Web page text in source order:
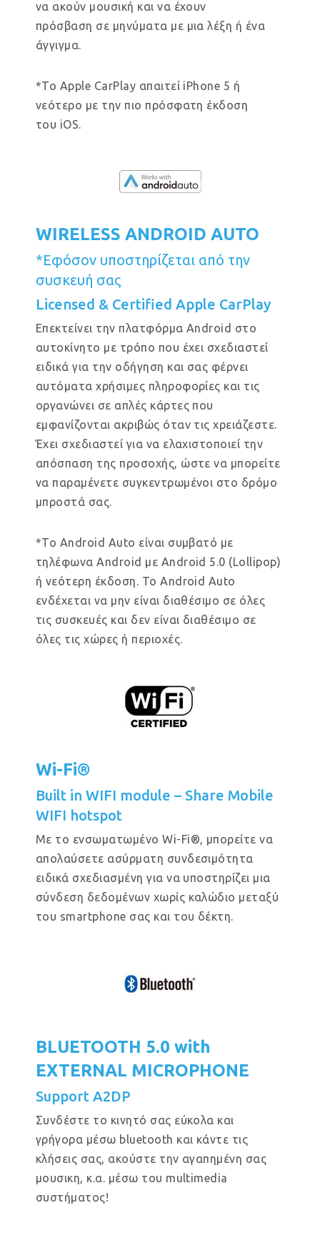
να ακούν μουσική και να έχουν
πρόσβαση σε μηνύματα με μια λέξη ή ένα
άγγιγμα.
*Το Apple CarPlay απαιτεί iPhone 5 ή
νεότερο με την πιο πρόσφατη έκδοση
του iOS.
WIRELESS ANDROID AUTO
*Εφόσον υποστηρίζεται από την
συσκευή σας
Licensed & Certified Apple CarPlay
Επεκτείνει την πλατφόρμα Android στο
αυτοκίνητο με τρόπο που έχει σχεδιαστεί
ειδικά για την οδήγηση και σας φέρνει
αυτόματα χρήσιμες πληροφορίες και τις
οργανώνει σε απλές κάρτες που
εμφανίζονται ακριβώς όταν τις χρειάζεστε.
Έχει σχεδιαστεί για να ελαχιστοποιεί την
απόσπαση της προσοχής, ώστε να μπορείτε
να παραμένετε συγκεντρωμένοι στο δρόμο
μπροστά σας.
*Το Android Auto είναι συμβατό με
τηλέφωνα Android με Android 5.0 (Lollipop)
ή νεότερη έκδοση. Το Android Auto
ενδέχεται να μην είναι διαθέσιμο σε όλες
τις συσκευές και δεν είναι διαθέσιμο σε
όλες τις χώρες ή περιοχές.
Wi-Fi®
Built in WIFI module – Share Mobile
WIFI hotspot
Με το ενσωματωμένο Wi-Fi®, μπορείτε να
απολαύσετε ασύρματη συνδεσιμότητα
ειδικά σχεδιασμένη για να υποστηρίζει μια
σύνδεση δεδομένων χωρίς καλώδιο μεταξύ
του smartphone σας και του δέκτη.
BLUETOOTH 5.0 with
EXTERNAL MICROPHONE
Support A2DP
Συνδέστε το κινητό σας εύκολα και
γρήγορα μέσω bluetooth και κάντε τις
κλήσεις σας, ακούστε την αγαπημένη σας
μουσικη, κ.α. μέσω του multimedia
συστήματος!